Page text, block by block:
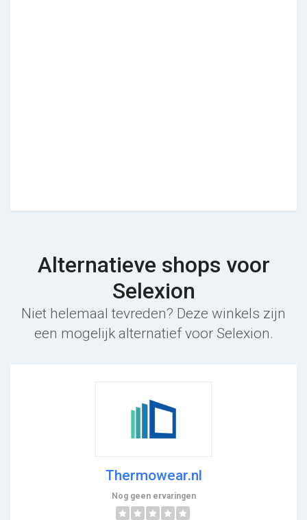
Alternatieve shops voor
Selexion
Niet helemaal tevreden? Deze winkels zijn
een mogelijk alternatief voor Selexion.
Thermowear.nl
Nog geen ervaringen